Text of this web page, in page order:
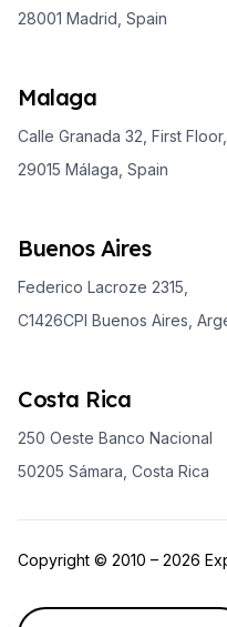
28001 Madrid, Spain
Malaga
Calle Granada 32, First Floor,
29015 Málaga, Spain
Buenos Aires
Federico Lacroze 2315,
C1426CPI Buenos Aires,
Costa Rica
250 Oeste Banco Nacional
50205 Sámara, Costa Rica
Copyright © 2010 – 2026